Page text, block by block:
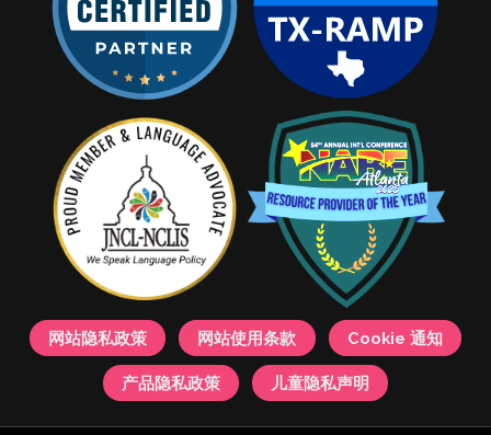
网站隐私政策 网站使用条款 Cookie 通知
产品隐私政策 儿童隐私声明